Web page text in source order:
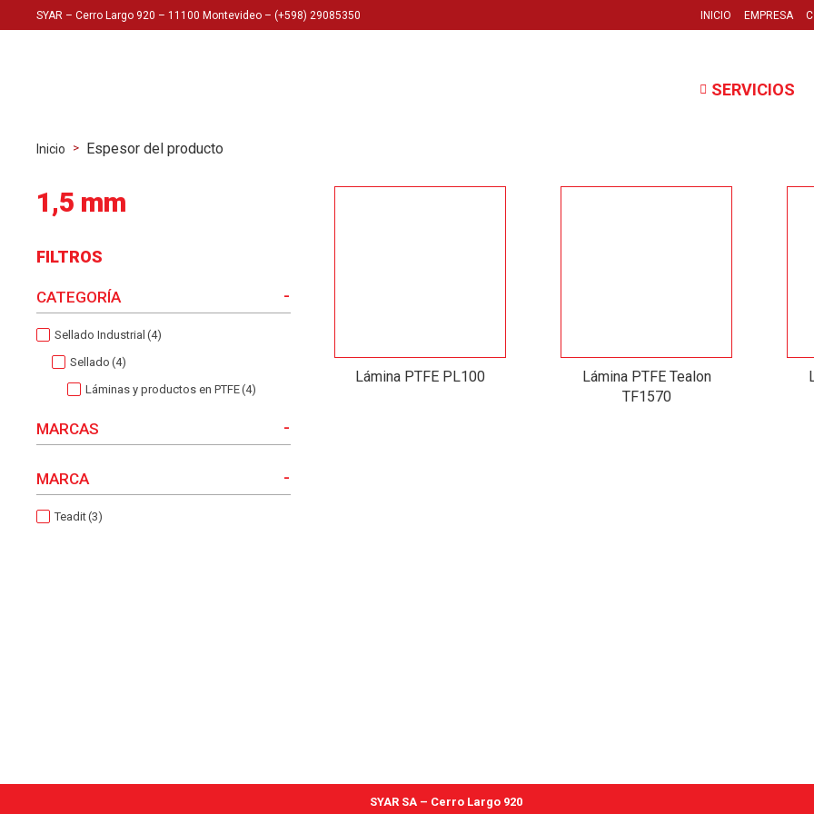
SYAR – Cerro Largo 920 – 11100 Montevideo – (+598) 29085350 INICIO EMPRESA
SERVICIOS
Inicio > Espesor del producto
1,5 mm
FILTROS
CATEGORÍA -
Sellado Industrial (4)
Sellado (4)
Láminas y productos en PTFE(4)
MARCAS -
MARCA -
Teadit(3)
Lámina PTFE PL100
Lámina PTFE Tealon
TF1570
SYAR SA – Cerro Largo 920